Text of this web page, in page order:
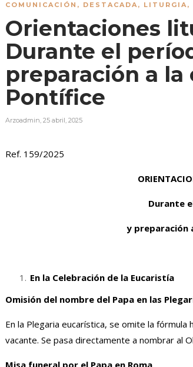
COMUNICACIÓN , DESTACADA, LITURGIA,
Orientaciones
Durante el
preparación a
Pontífice
Arzoadmin, 25 abril, 2025
Ref. 159/2025
Durante
y preparación
En la Celebración de la Eucaristía
Omisión del nombre del Papa en las
En la Plegaria eucarística, se omite la
vacante. Se pasa directamente a nombrar al
Misa funeral por el Papa en Roma